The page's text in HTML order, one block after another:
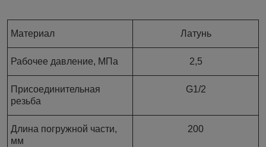
Материал Латунь
Рабочее давление, МПа 2,5
Присоединительная
резьба
G1/2
Длина погружной части,
мм
200